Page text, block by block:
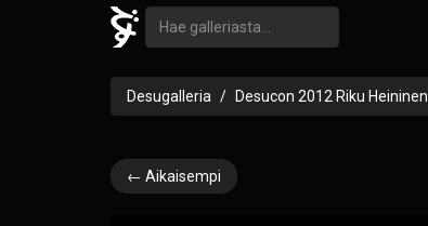
Desugalleria Desucon 2012 Riku Heininen
← Aikaisempi